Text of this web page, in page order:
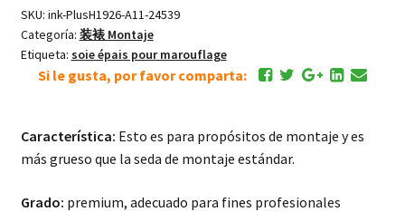
SKU: ink-PlusH1926-A11-24539
Categoría: 装裱 Montaje
Etiqueta: soie épais pour marouflage
Si le gusta, por favor comparta:
Característica: Esto es para propósitos de montaje y es
más grueso que la seda de montaje estándar.
Grado: premium, adecuado para fines profesionales